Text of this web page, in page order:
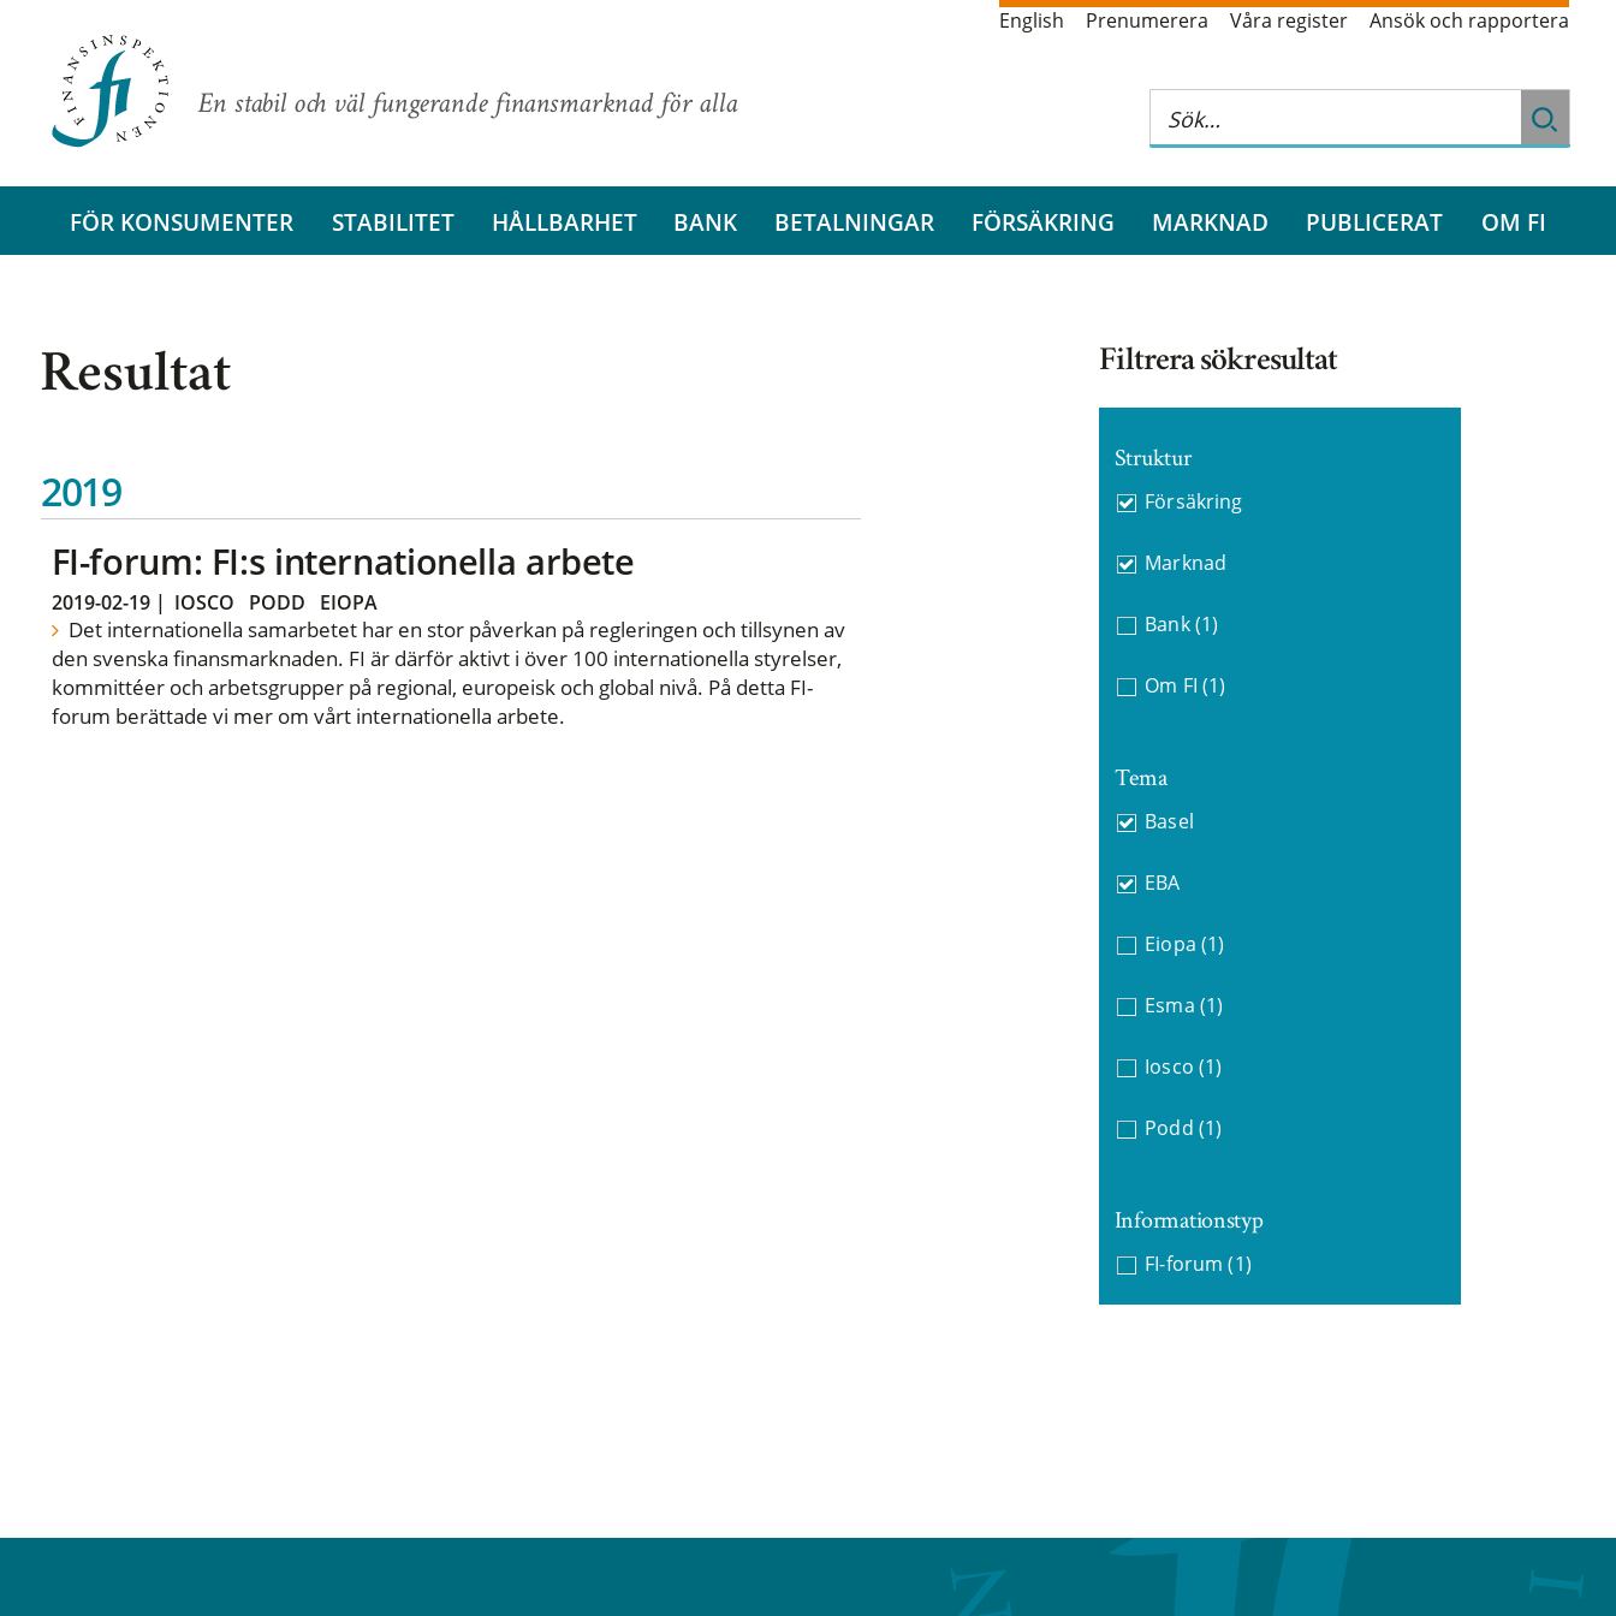
En stabil och väl fungerande finansmarknad för alla
English Prenumerera Våra register Ansök och rapportera
FÖR KONSUMENTER STABILITET HÅLLBARHET BANK BETALNINGAR FÖRSÄKRING MARKNAD PUBLICERAT OM FI
Resultat
2019
FI-forum: FI:s internationella arbete
2019-02-19| IOSCO PODD EIOPA
Det internationella samarbetet har en stor påverkan på regleringen och tillsynen av
den svenska finansmarknaden. FI är därför aktivt i över 100 internationella styrelser,
kommittéer och arbetsgrupper på regional, europeisk och global nivå. På detta FI-
forum berättade vi mer om vårt internationella arbete.
Filtrera sökresultat
Struktur
Försäkring
Marknad
Bank (1)
Om FI (1)
Tema
Basel
EBA
Eiopa (1)
Esma (1)
Iosco (1)
Podd (1)
Informationstyp
FI-forum (1)